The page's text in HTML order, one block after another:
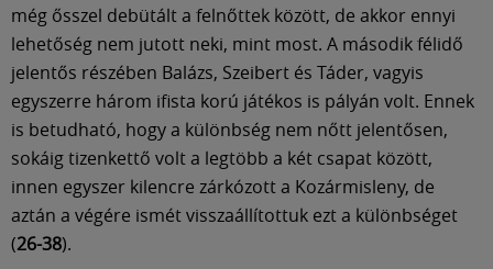
még ősszel debütált a felnőttek között, de akkor ennyi
lehetőség nem jutott neki, mint most. A második félidő
jelentős részében Balázs, Szeibert és Táder, vagyis
egyszerre három ifista korú játékos is pályán volt. Ennek
is betudható, hogy a különbség nem nőtt jelentősen,
sokáig tizenkettő volt a legtöbb a két csapat között,
innen egyszer kilencre zárkózott a Kozármisleny, de
aztán a végére ismét visszaállítottuk ezt a különbséget
(26-38).